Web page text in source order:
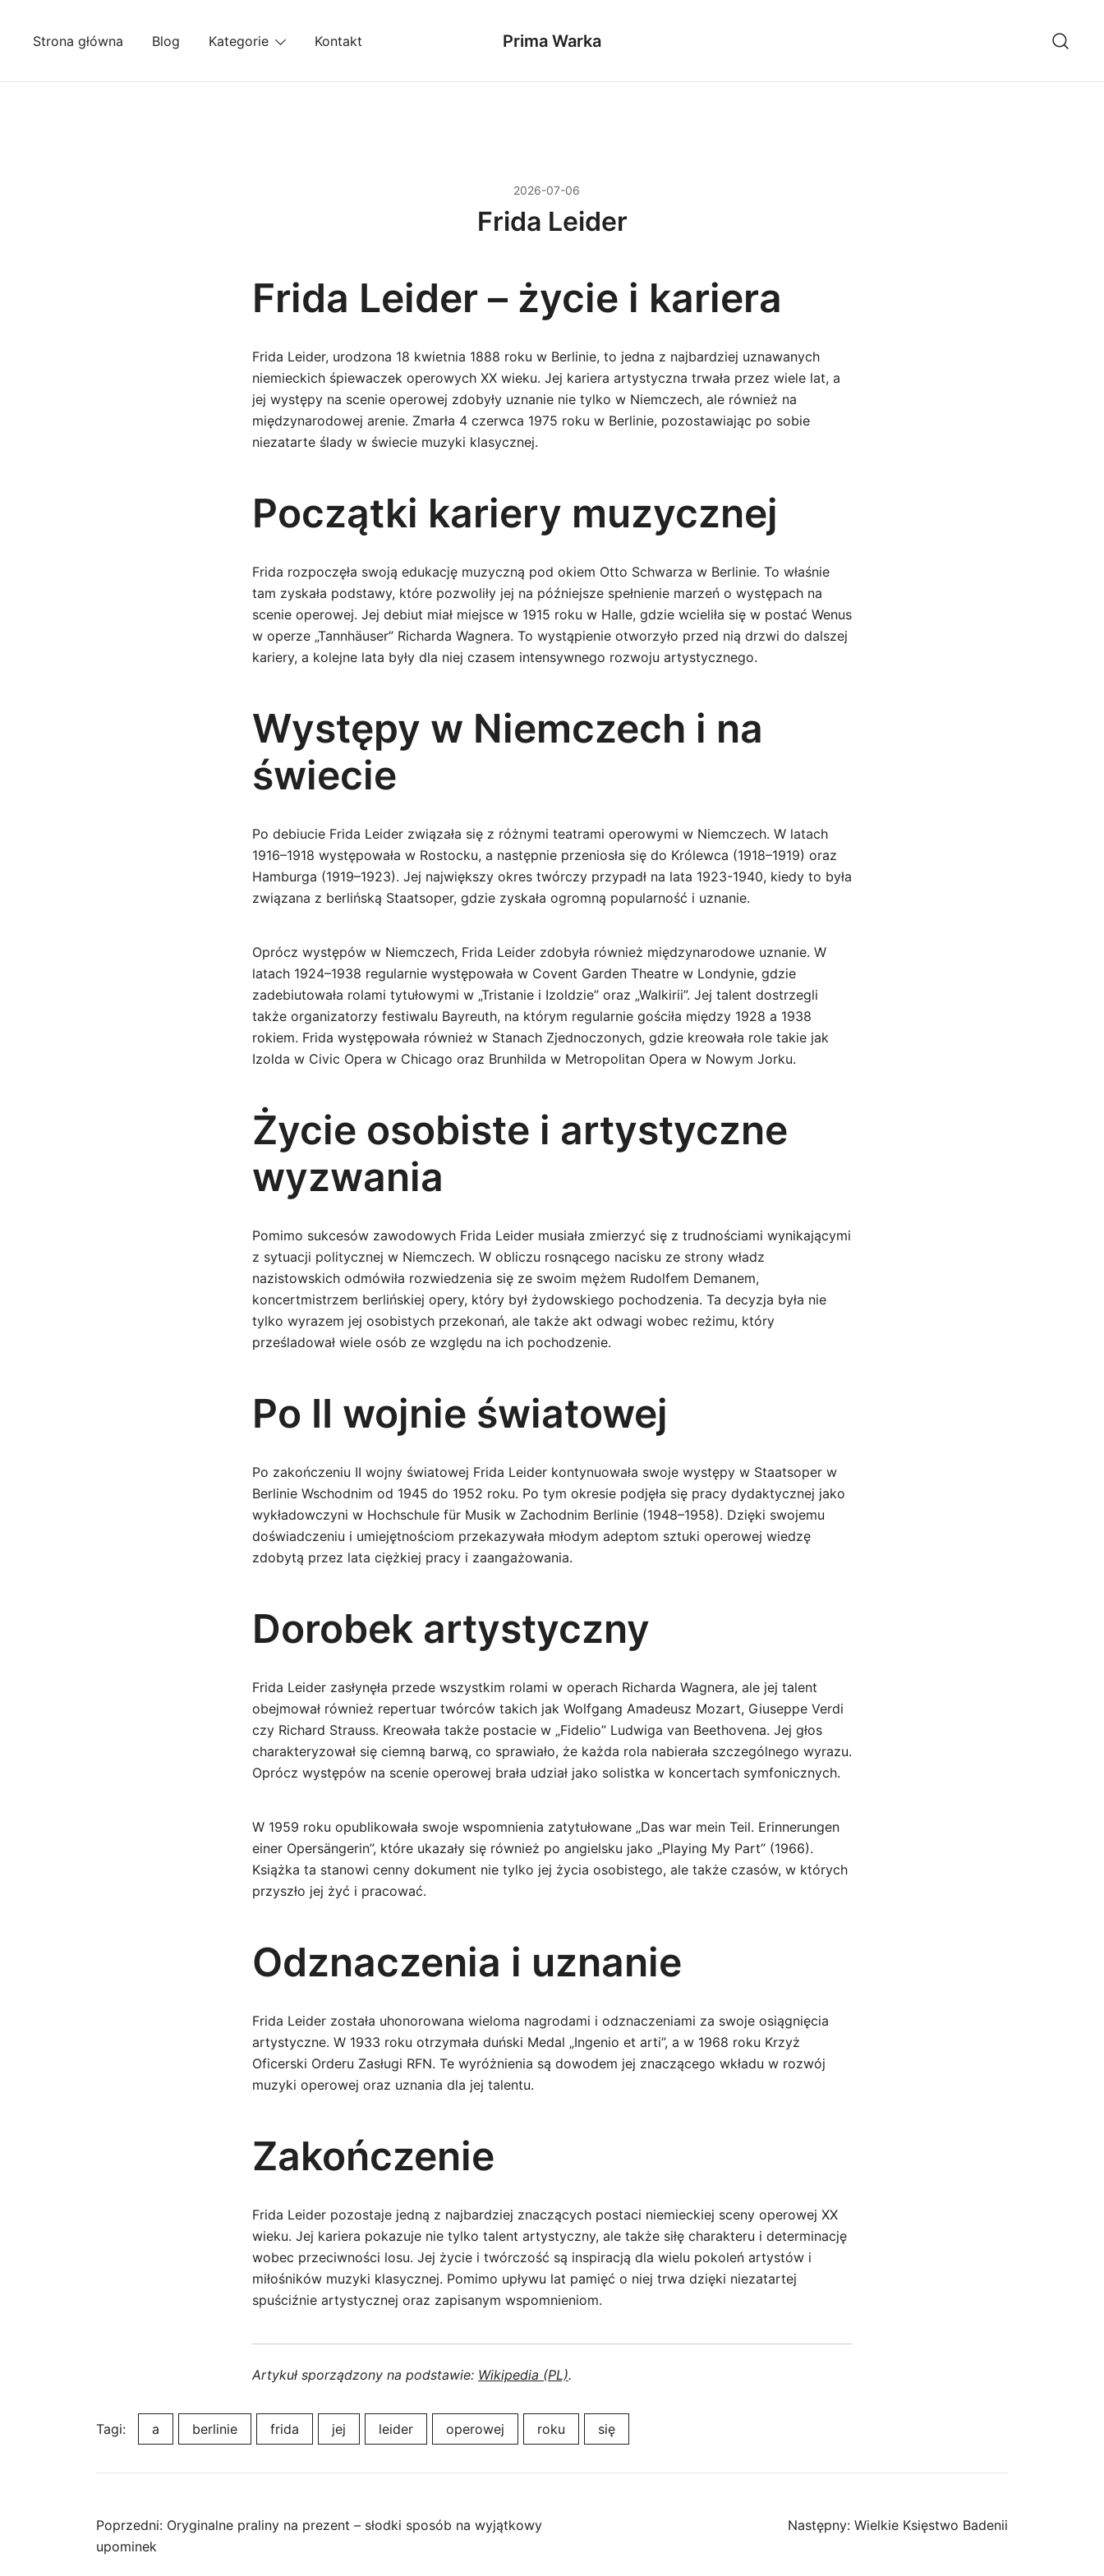
Strona główna Blog Kategorie Kontakt Prima Warka
2026-07-06
Frida Leider
Frida Leider – życie i kariera
Frida Leider, urodzona 18 kwietnia 1888 roku w Berlinie, to jedna z najbardziej uznawanych
niemieckich śpiewaczek operowych XX wieku. Jej kariera artystyczna trwała przez wiele lat, a
jej występy na scenie operowej zdobyły uznanie nie tylko w Niemczech, ale również na
międzynarodowej arenie. Zmarła 4 czerwca 1975 roku w Berlinie, pozostawiając po sobie
niezatarte ślady w świecie muzyki klasycznej.
Początki kariery muzycznej
Frida rozpoczęła swoją edukację muzyczną pod okiem Otto Schwarza w Berlinie. To właśnie
tam zyskała podstawy, które pozwoliły jej na późniejsze spełnienie marzeń o występach na
scenie operowej. Jej debiut miał miejsce w 1915 roku w Halle, gdzie wcieliła się w postać Wenus
w operze „Tannhäuser” Richarda Wagnera. To wystąpienie otworzyło przed nią drzwi do dalszej
kariery, a kolejne lata były dla niej czasem intensywnego rozwoju artystycznego.
Występy w Niemczech i na
świecie
Po debiucie Frida Leider związała się z różnymi teatrami operowymi w Niemczech. W latach
1916–1918 występowała w Rostocku, a następnie przeniosła się do Królewca (1918–1919) oraz
Hamburga (1919–1923). Jej największy okres twórczy przypadł na lata 1923-1940, kiedy to była
związana z berlińską Staatsoper, gdzie zyskała ogromną popularność i uznanie.
Oprócz występów w Niemczech, Frida Leider zdobyła również międzynarodowe uznanie. W
latach 1924–1938 regularnie występowała w Covent Garden Theatre w Londynie, gdzie
zadebiutowała rolami tytułowymi w „Tristanie i Izoldzie” oraz „Walkirii”. Jej talent dostrzegli
także organizatorzy festiwalu Bayreuth, na którym regularnie gościła między 1928 a 1938
rokiem. Frida występowała również w Stanach Zjednoczonych, gdzie kreowała role takie jak
Izolda w Civic Opera w Chicago oraz Brunhilda w Metropolitan Opera w Nowym Jorku.
Życie osobiste i artystyczne
wyzwania
Pomimo sukcesów zawodowych Frida Leider musiała zmierzyć się z trudnościami wynikającymi
z sytuacji politycznej w Niemczech. W obliczu rosnącego nacisku ze strony władz
nazistowskich odmówiła rozwiedzenia się ze swoim mężem Rudolfem Demanem,
koncertmistrzem berlińskiej opery, który był żydowskiego pochodzenia. Ta decyzja była nie
tylko wyrazem jej osobistych przekonań, ale także akt odwagi wobec reżimu, który
prześladował wiele osób ze względu na ich pochodzenie.
Po II wojnie światowej
Po zakończeniu II wojny światowej Frida Leider kontynuowała swoje występy w Staatsoper w
Berlinie Wschodnim od 1945 do 1952 roku. Po tym okresie podjęła się pracy dydaktycznej jako
wykładowczyni w Hochschule für Musik w Zachodnim Berlinie (1948–1958). Dzięki swojemu
doświadczeniu i umiejętnościom przekazywała młodym adeptom sztuki operowej wiedzę
zdobytą przez lata ciężkiej pracy i zaangażowania.
Dorobek artystyczny
Frida Leider zasłynęła przede wszystkim rolami w operach Richarda Wagnera, ale jej talent
obejmował również repertuar twórców takich jak Wolfgang Amadeusz Mozart, Giuseppe Verdi
czy Richard Strauss. Kreowała także postacie w „Fidelio” Ludwiga van Beethovena. Jej głos
charakteryzował się ciemną barwą, co sprawiało, że każda rola nabierała szczególnego wyrazu.
Oprócz występów na scenie operowej brała udział jako solistka w koncertach symfonicznych.
W 1959 roku opublikowała swoje wspomnienia zatytułowane „Das war mein Teil. Erinnerungen
einer Opersängerin”, które ukazały się również po angielsku jako „Playing My Part” (1966).
Książka ta stanowi cenny dokument nie tylko jej życia osobistego, ale także czasów, w których
przyszło jej żyć i pracować.
Odznaczenia i uznanie
Frida Leider została uhonorowana wieloma nagrodami i odznaczeniami za swoje osiągnięcia
artystyczne. W 1933 roku otrzymała duński Medal „Ingenio et arti”, a w 1968 roku Krzyż
Oficerski Orderu Zasługi RFN. Te wyróżnienia są dowodem jej znaczącego wkładu w rozwój
muzyki operowej oraz uznania dla jej talentu.
Zakończenie
Frida Leider pozostaje jedną z najbardziej znaczących postaci niemieckiej sceny operowej XX
wieku. Jej kariera pokazuje nie tylko talent artystyczny, ale także siłę charakteru i determinację
wobec przeciwności losu. Jej życie i twórczość są inspiracją dla wielu pokoleń artystów i
miłośników muzyki klasycznej. Pomimo upływu lat pamięć o niej trwa dzięki niezatartej
spuściźnie artystycznej oraz zapisanym wspomnieniom.
Artykuł sporządzony na podstawie: Wikipedia (PL).
Tagi: a berlinie frida jej leider operowej roku się
Nawigacja
Poprzedni: Oryginalne praliny na prezent – słodki sposób na wyjątkowy
upominek
Następny: Wielkie Księstwo Badenii